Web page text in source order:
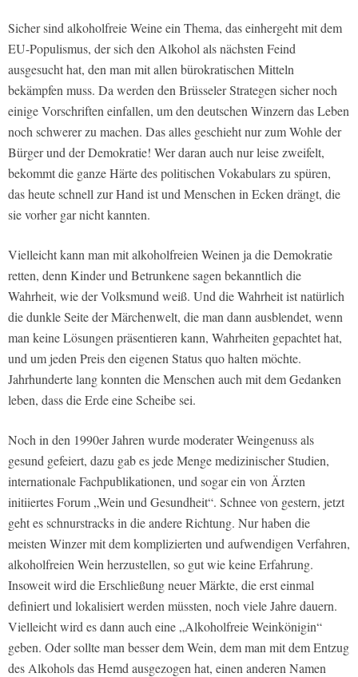
Sicher sind alkoholfreie Weine ein Thema, das einhergeht mit dem
EU-Populismus, der sich den Alkohol als nächsten Feind
ausgesucht hat, den man mit allen bürokratischen Mitteln
bekämpfen muss. Da werden den Brüsseler Strategen sicher noch
einige Vorschriften einfallen, um den deutschen Winzern das Leben
noch schwerer zu machen. Das alles geschieht nur zum Wohle der
Bürger und der Demokratie! Wer daran auch nur leise zweifelt,
bekommt die ganze Härte des politischen Vokabulars zu spüren,
das heute schnell zur Hand ist und Menschen in Ecken drängt, die
sie vorher gar nicht kannten.
Vielleicht kann man mit alkoholfreien Weinen ja die Demokratie
retten, denn Kinder und Betrunkene sagen bekanntlich die
Wahrheit, wie der Volksmund weiß. Und die Wahrheit ist natürlich
die dunkle Seite der Märchenwelt, die man dann ausblendet, wenn
man keine Lösungen präsentieren kann, Wahrheiten gepachtet hat,
und um jeden Preis den eigenen Status quo halten möchte.
Jahrhunderte lang konnten die Menschen auch mit dem Gedanken
leben, dass die Erde eine Scheibe sei.
Noch in den 1990er Jahren wurde moderater Weingenuss als
gesund gefeiert, dazu gab es jede Menge medizinischer Studien,
internationale Fachpublikationen, und sogar ein von Ärzten
initiiertes Forum „Wein und Gesundheit“. Schnee von gestern, jetzt
geht es schnurstracks in die andere Richtung. Nur haben die
meisten Winzer mit dem komplizierten und aufwendigen Verfahren,
alkoholfreien Wein herzustellen, so gut wie keine Erfahrung.
Insoweit wird die Erschließung neuer Märkte, die erst einmal
definiert und lokalisiert werden müssten, noch viele Jahre dauern.
Vielleicht wird es dann auch eine „Alkoholfreie Weinkönigin“
geben. Oder sollte man besser dem Wein, dem man mit dem Entzug
des Alkohols das Hemd ausgezogen hat, einen anderen Namen